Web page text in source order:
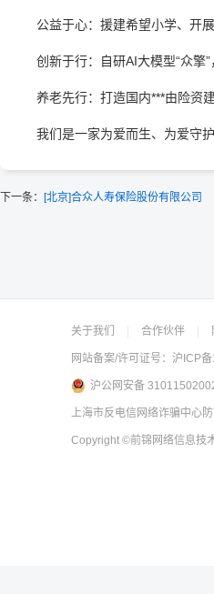
公益于心：援建希望小学、开
创新于行：自研AI大模型“众擎
养老先行：打造国内***由险资
我们是一家为爱而生、为爱守
下一条： [北京]合众人寿保险股份有限公司
关于我们 合作伙伴
网站备案/许可证号： 沪ICP
沪公网安备
上海市反电信网络诈骗中心
Copyright ©前锦网络信息技